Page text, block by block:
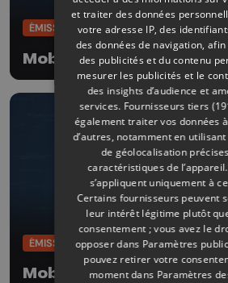
ÉMISSIONS
Mobil'idées
ÉMISSIONS
Mobil'idées
et traiter des données
votre adresse IP, des
des données de navigation,
des publicités et du contenu
mesurer les publicités et le
des insights d’audience et
services. Fournisseurs tiers
également traiter vos données
d’autres, notamment en
de géolocalisation
caractéristiques de
s’appliquent uniquement à
Certains fournisseurs peuvent
leur intérêt légitime plutôt
consentement ; vous avez le
opposer dans Paramètres
pouvez retirer votre
moment dans Paramètres